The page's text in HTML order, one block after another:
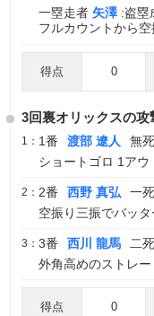
一塁走者 矢澤 :盗塁
フルカウントから
得点 0
3回裏オリックスの攻
1： 1番 渡部 遼人
無
ショートゴロ 1アウ
2： 2番 西野 真弘
一
空振り三振でバッ
3： 3番 西川 龍馬
二
外角高めのストレ
得点 0